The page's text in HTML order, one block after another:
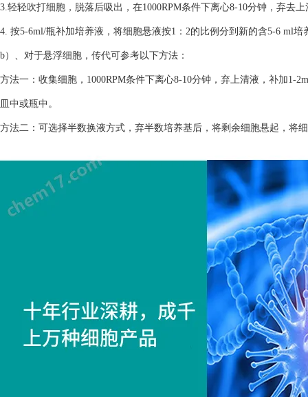
3.轻轻吹打细胞，脱落后吸出，在1000RPM条件下离心8-10分钟，弃去
4. 按5-6ml/瓶补加培养液，将细胞悬液按1：2的比例分到新的含5-6 ml培
b）、对于悬浮细胞，传代可参考以下方法：
方法一：收集细胞，1000RPM条件下离心8-10分钟，弃上清液，补加1-
皿中或瓶中。
方法二：可选择半数换液方式，弃半数培养基后，将剩余细胞悬起，将